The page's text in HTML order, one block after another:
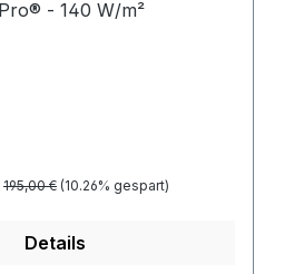
- 140 W/m²
Regulärer Preis:
195,00 € (10.26% gespart)
Details